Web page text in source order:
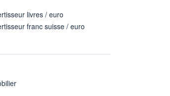
livres / euro
franc suisse / euro